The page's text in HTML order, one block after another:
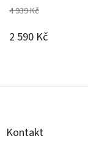
4 939 Kč
2 590 Kč
Z
Kontakt